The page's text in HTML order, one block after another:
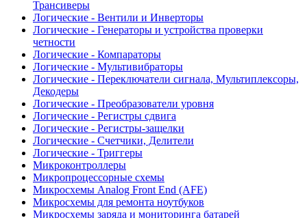
Трансиверы
Логические - Вентили и Инверторы
Логические - Генераторы и устройства проверки
четности
Логические - Компараторы
Логические - Мультивибраторы
Логические - Переключатели сигнала, Мультиплексоры,
Декодеры
Логические - Преобразователи уровня
Логические - Регистры сдвига
Логические - Регистры-защелки
Логические - Счетчики, Делители
Логические - Триггеры
Микроконтроллеры
Микропроцессорные схемы
Микросхемы Analog Front End (AFE)
Микросхемы для ремонта ноутбуков
Микросхемы заряда и мониторинга батарей